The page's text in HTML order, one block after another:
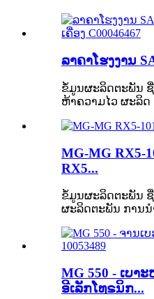
ລາຄາໂຮງງານ
ຂໍ້ມູນຜະລິດຕະພັນ
ຫ້າຄວາມໄວ ຜະລິດ
MG-MG RX5-
RX5...
ຂໍ້ມູນຜະລິດຕະພັນ
ຜະລິດຕະພັນ ການນ
MG 550 - ເບາ
ອີເລັກໂທຣນິກ...